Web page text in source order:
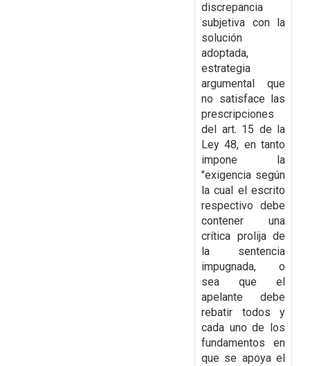
discrepancia
subjetiva con la
solución
adoptada,
estrategia
argumental que
no satisface las
prescripciones
del art. 15 de la
Ley 48, en tanto
impone la
"exigencia según
la cual el escrito
respectivo debe
contener una
crítica prolija de
la sentencia
impugnada, o
sea que el
apelante debe
rebatir todos y
cada uno de los
fundamentos en
que se apoya el